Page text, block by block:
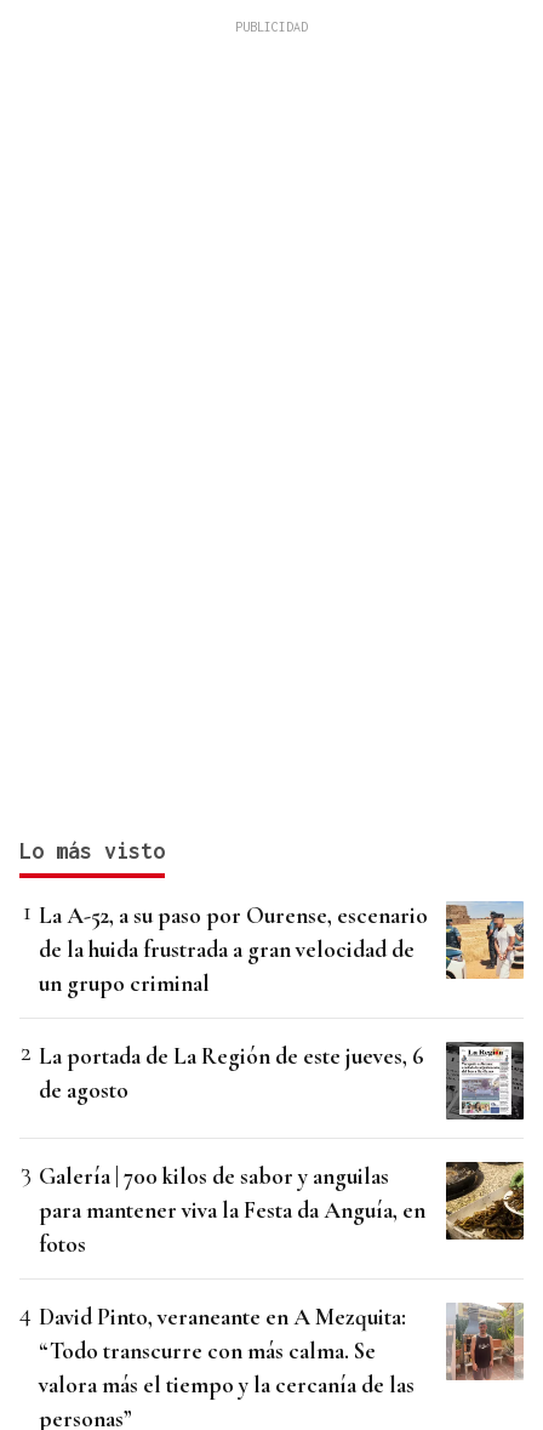
Lo más visto
La A-52, a su paso por Ourense, escenario
de la huida frustrada a gran velocidad de
un grupo criminal
La portada de La Región de este jueves, 6
de agosto
Galería | 700 kilos de sabor y anguilas
para mantener viva la Festa da Anguía, en
fotos
David Pinto, veraneante en A Mezquita:
“Todo transcurre con más calma. Se
valora más el tiempo y la cercanía de las
personas”